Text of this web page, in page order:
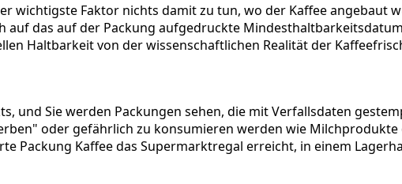
wichtigste Faktor nichts damit zu tun, wo der Kaffee angebaut
das auf der Packung aufgedruckte
Haltbarkeit von der wissenschaftlichen Realität der
und Sie werden Packungen sehen, die mit Verfallsdaten
oder gefährlich zu konsumieren werden wie
Packung Kaffee das Supermarktregal erreicht, in einem